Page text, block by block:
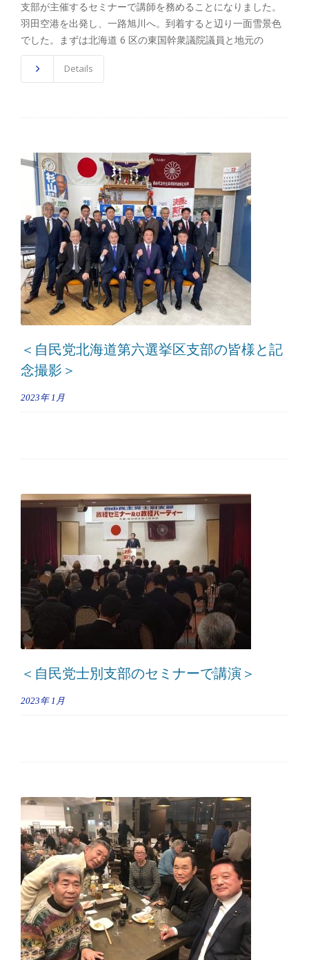
支部が主催するセミナーで講師を務めることになりました。
羽田空港を出発し、一路旭川へ。到着すると辺り一面雪景色
でした。まずは北海道 6 区の東国幹衆議院議員と地元の
Details
＜自民党北海道第六選挙区支部の皆様と記
念撮影＞
2023年 1月
＜自民党士別支部のセミナーで講演＞
2023年 1月